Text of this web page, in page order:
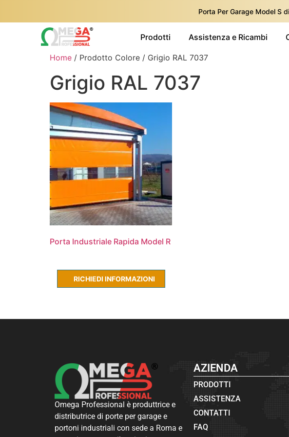
Porta Per Garage Model S
Prodotti Assistenza e Ricambi
Home / Prodotto Colore / Grigio RAL 7037
Grigio RAL 7037
Porta Industriale Rapida Model R
RICHIEDI INFORMAZIONI
Omega Professional è produttrice e
distributrice di porte per garage e
portoni industriali con sede a Roma e
AZIENDA
PRODOTTI
ASSISTENZA
CONTATTI
FAQ